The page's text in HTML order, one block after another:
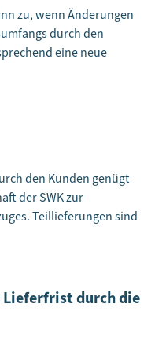
zu, wenn Änderungen
durch den
eine neue
den Kunden genügt
der SWK zur
Teillieferungen sind
Lieferfrist durch die